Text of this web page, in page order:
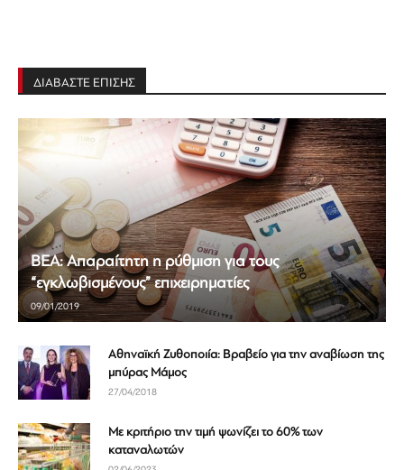
ΔΙΑΒΑΣΤΕ ΕΠΙΣΗΣ
ΒΕΑ: Απαραίτητη η ρύθμιση για τους
“εγκλωβισμένους” επιχειρηματίες
09/01/2019
Αθηναϊκή Ζυθοποιία: Βραβείο για την αναβίωση της
μπύρας Μάμος
27/04/2018
Με κριτήριο την τιμή ψωνίζει το 60% των
καταναλωτών